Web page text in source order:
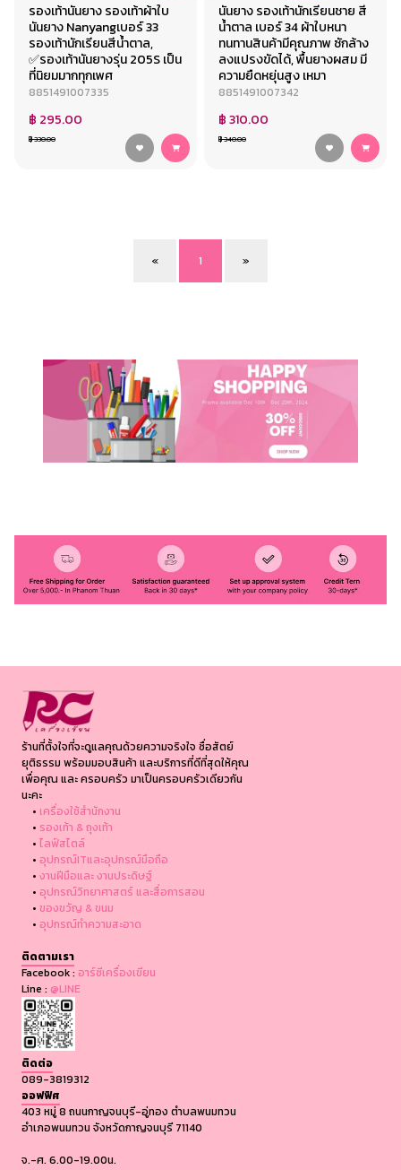
รองเท้านันยาง รองเท้าผ้าใบ
นันยาง Nanyangเบอร์ 33
รองเท้านักเรียนสีน้ำตาล,
✅รองเท้านันยางรุ่น 205S เป็น
ที่นิยมมากทุกเพศ
8851491007335
฿ 295.00
฿ 330.00
นันยาง รองเท้านักเรียนชาย สี
น้ำตาล เบอร์ 34 ผ้าใบหนา
ทนทานสินค้ามีคุณภาพ ซักล้าง
ลงแปรงขัดได้, พื้นยางผสม มี
ความยืดหยุ่นสูง เหมา
8851491007342
฿ 310.00
฿ 340.00
« 1 »
ร้านที่ตั้งใจที่จะดูแลคุณด้วยความจริงใจ ซื่อสัตย์
ยุติธรรม พร้อมมอบสินค้า และบริการที่ดีที่สุดให้คุณ
เพื่อคุณ และ ครอบครัว มาเป็นครอบครัวเดียวกัน
นะคะ
• เครื่องใช้สำนักงาน
• รองเท้า & ถุงเท้า
• ไลฟ์สไตล์
• อุปกรณ์ITและอุปกรณ์มือถือ
• งานฝีมือและ งานประดิษฐ์
• อุปกรณ์วิทยาศาสตร์ และสื่อการสอน
• ของขวัญ & ขนม
• อุปกรณ์ทำความสะอาด
ติดตามเรา
Facebook : อาร์ซีเครื่องเขียน
Line : @LINE
ติดต่อ
089-3819312
ออฟฟิศ
403 หมู่ 8 ถนนกาญจนบุรี-อู่ทอง ตำบลพนมทวน
อำเภอพนมทวน จังหวัดกาญจนบุรี 71140
จ.-ศ. 6.00-19.00น.